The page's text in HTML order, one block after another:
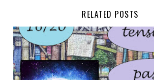
RELATED POSTS